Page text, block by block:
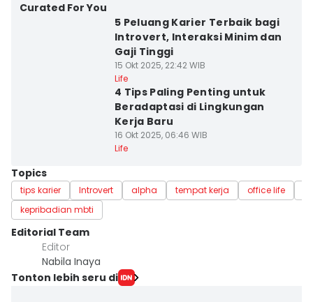
Curated For You
5 Peluang Karier Terbaik bagi
Introvert, Interaksi Minim dan
Gaji Tinggi
15 Okt 2025, 22:42 WIB
Life
4 Tips Paling Penting untuk
Beradaptasi di Lingkungan
Kerja Baru
16 Okt 2025, 06:46 WIB
Life
Topics
tips karier Introvert alpha tempat kerja office life
kepribadian mbti
Editorial Team
Editor
Nabila Inaya
Tonton lebih seru di